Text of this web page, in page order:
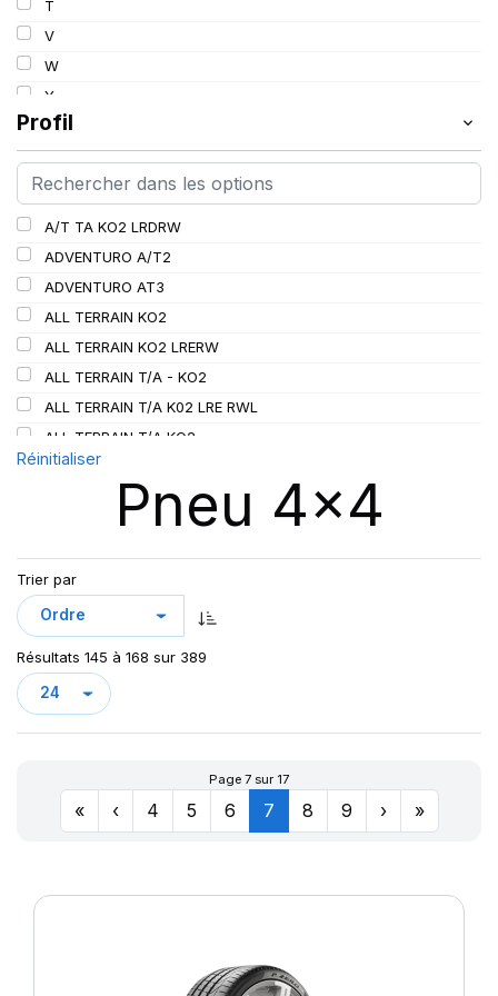
115
116/113
117/114
117/116
118/115
119/116
120
120/116
120/117
126/123
127/124
128
T
V
W
Y
Profil
A/T TA KO2 LRDRW
ADVENTURO A/T2
ADVENTURO AT3
ALL TERRAIN KO2
ALL TERRAIN KO2 LRERW
ALL TERRAIN T/A - KO2
ALL TERRAIN T/A K02 LRE RWL
ALL TERRAIN T/A KO2
ALL TERRAIN T/A KO3
AT/TA KO3 LRD
AT/TA KO3 LRF
AT70
AT100
AT T/A KO2
CHAMPIRO VP1
CINTURATO AS+
CINTURATO SF3
COBRA
Réinitialiser
Pneu 4x4
Trier par
Résultats 145 à 168 sur 389
Page 7 sur 17
« ‹ 4 5 6 7 8 9 › »